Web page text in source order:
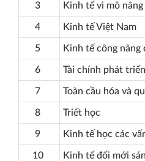
3 Kinh tế vi mô nâng
4 Kinh tế Việt Nam
5 Kinh tế công nâng
6 Tài chính phát triển
7 Toàn cầu hóa và
8 Triết học
9 Kinh tế học các
10 Kinh tế đổi mới